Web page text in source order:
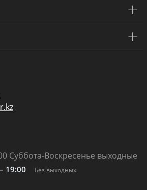
Суббота-Воскресенье выходные
19:00 Без выходных